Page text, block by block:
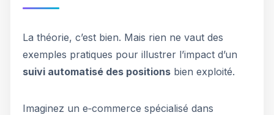
La théorie, c’est bien. Mais rien ne vaut des
exemples pratiques pour illustrer l’impact d’un
suivi automatisé des positions bien exploité.
Imaginez un e‑commerce spécialisé dans